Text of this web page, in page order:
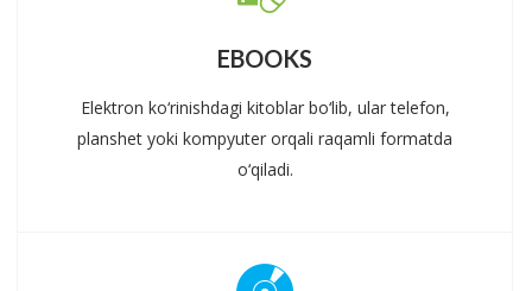
EBOOKS
Elektron ko‘rinishdagi kitoblar bo‘lib, ular telefon,
planshet yoki kompyuter orqali raqamli formatda
o‘qiladi.